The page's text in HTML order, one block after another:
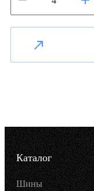
Каталог
Шины